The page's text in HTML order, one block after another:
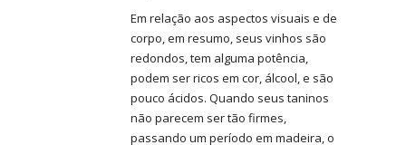
Em relação aos aspectos visuais e de
corpo, em resumo, seus vinhos são
redondos, tem alguma potência,
podem ser ricos em cor, álcool, e são
pouco ácidos. Quando seus taninos
não parecem ser tão firmes,
passando um período em madeira, o